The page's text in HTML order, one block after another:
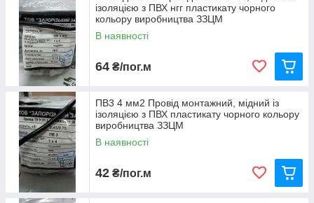
ізоляцією з ПВХ нгг пластикату чорного
кольору виробництва ЗЗЦМ
В наявності
64 ₴/пог.м
ПВ3 4 мм2 Провід монтажний, мідний із
ізоляцією з ПВХ пластикату чорного кольору
виробництва ЗЗЦМ
В наявності
42 ₴/пог.м